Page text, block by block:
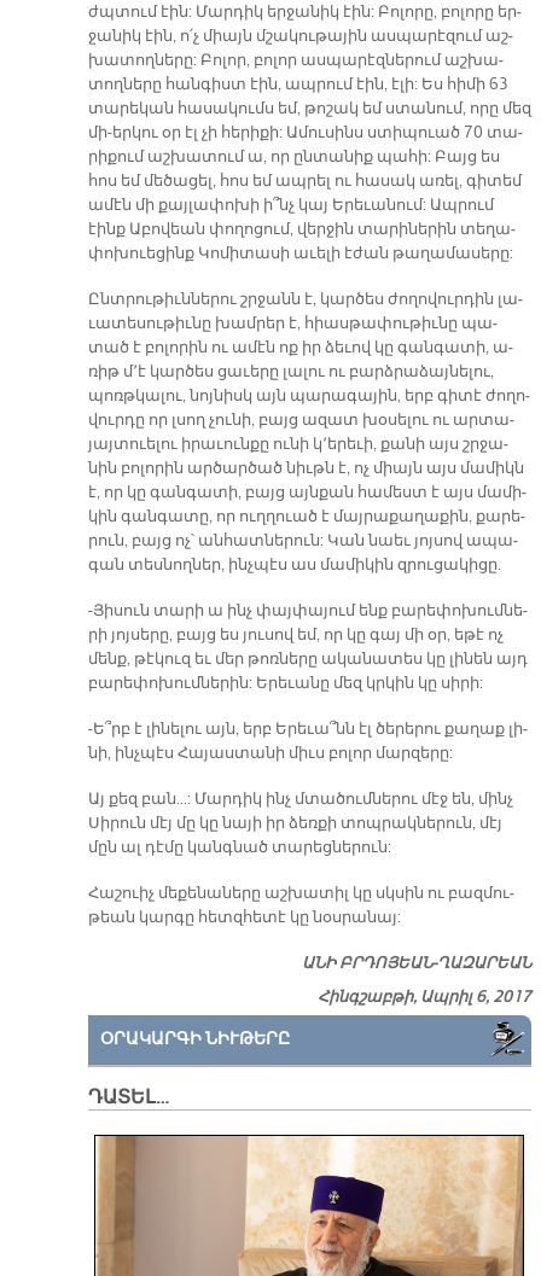
ժպտում էին: Մար­դիկ եր­ջա­նիկ էին: Բո­լո­րը, բո­լո­րը եր­
ջա­նիկ էին, ո՛չ միայն մշա­կու­թա­յին աս­պա­րէ­զում աշ­
խա­տող­նե­րը: Բո­լոր, բո­լոր աս­պա­րէզ­նե­րում աշ­խա­
տող­նե­րը հան­գիստ էին, ապ­րում էին, է­լի: Ես հի­մի 63
տա­րե­կան հա­սա­կումս եմ, թո­շակ եմ ստա­նում, ո­րը մեզ
մի-եր­կու օր էլ չի հե­րի­քի: Ա­մու­սինս ստի­պուած 70 տա­
րի­քում աշ­խա­տում ա, որ ըն­տա­նիք պա­հի: Բայց ես
հոս եմ մե­ծա­ցել, հոս եմ ապ­րել ու հա­սակ ա­ռել, գի­տեմ
ա­մէն մի քայ­լա­փո­խի ի՞նչ կայ Ե­րե­ւա­նում: Ապ­րում
էինք Ա­բո­վեան փո­ղո­ցում, վեր­ջին տա­րի­նե­րին տե­ղա­
փո­խուե­ցինք Կո­մի­տա­սի ա­ւե­լի է­ժան թա­ղա­մա­սե­րը:
Ընտ­րու­թիւն­նե­րու շրջանն է, կար­ծես ժո­ղո­վուր­դին լա­
ւա­տե­սու­թիւ­նը խամ­րեր է, հիաս­թա­փու­թիւ­նը պա­
տած է բո­լո­րին ու ա­մէն ոք իր ձե­ւով կը գան­գա­տի, ա­
ռիթ մ՚է կար­ծես ցա­ւե­րը լա­լու ու բարձ­րա­ձայ­նե­լու,
պոռթ­կա­լու, նոյ­նիսկ այն պա­րա­գա­յին, երբ գի­տէ ժո­ղո­
վուր­դը որ լսող չու­նի, բայց ա­զատ խօ­սե­լու ու ար­տա­
յայ­տուե­լու ի­րա­ւուն­քը ու­նի կ­­՚ե­րե­ւի, քա­նի այս շրջա­
նին բո­լո­րին ար­ծար­ծած նիւթն է, ոչ միայն այս մա­միկն
է, որ կը գան­գա­տի, բայց այն­քան հա­մեստ է այս մա­մի­
կին գան­գա­տը, որ ուղ­ղուած է մայ­րա­քա­ղա­քին, քա­րե­
րուն, բայց ոչ՝ ան­հատ­նե­րուն: Կան նաեւ յոյ­սով ա­պա­
գան տես­նող­ներ, ինչ­պէս աս մա­մի­կին զրու­ցա­կի­ցը.
-Յի­սուն տա­րի ա ինչ փայ­փա­յում ենք բա­րե­փո­խում­նե­
րի յոյ­սե­րը, բայց ես յու­սով եմ, որ կը գայ մի օր, ե­թէ ոչ
մենք, թէ­կուզ եւ մեր թոռ­նե­րը ա­կա­նա­տես կը լի­նեն այդ
բա­րե­փո­խում­նե­րին: Ե­րե­ւա­նը մեզ կրկին կը սի­րի:
-Ե՞րբ է լի­նե­լու այն, երբ Ե­րե­ւա՞նն էլ ծե­րե­րու քա­ղաք լի­
նի, ինչ­պէս Հա­յաս­տա­նի միւս բո­լոր մար­զե­րը:
Այ քեզ բան...: Մար­դիկ ինչ մտա­ծում­նե­րու մէջ են, մինչ
Սի­րուն մէյ մը կը նա­յի իր ձեռ­քի տոպ­րակ­նե­րուն, մէյ
մըն ալ դէ­մը կանգ­նած տա­րեց­նե­րուն:
Հա­շուիչ մե­քե­նա­նե­րը աշ­խա­տիլ կը սկսին ու բազ­մու­
թեան կար­գը հետզ­հե­տէ կը նօս­րա­նայ:
Ա­ՆԻ ԲՐԴՈ­ՅԵԱՆ-ՂԱԶ­ԱՐԵԱՆ
Հինգշաբթի, Ապրիլ 6, 2017
ՕՐԱԿԱՐԳԻ ՆԻՒԹԵՐԸ
ԴԱՏԵԼ…